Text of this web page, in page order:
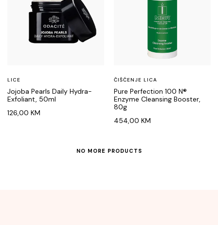
LICE
Jojoba Pearls Daily Hydra-
Exfoliant, 50ml
126,00 KM
ČIŠĆENJE LICA
Pure Perfection 100 N®
Enzyme Cleansing Booster,
80g
454,00 KM
NO MORE PRODUCTS